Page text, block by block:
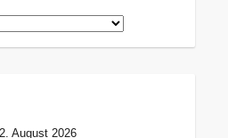
2. August 2026